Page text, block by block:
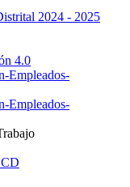
2024 - 2025
4.0
Empleados-
Empleados-